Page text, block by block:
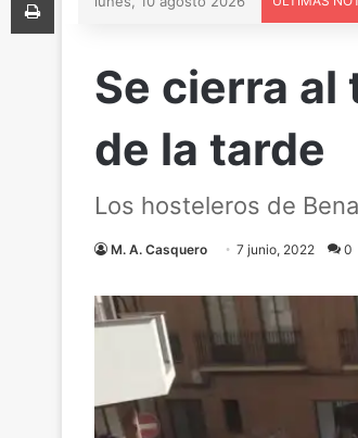
Se cierra al
de la tarde
Los hosteleros de
M. A. Casquero 7 junio, 2022 0